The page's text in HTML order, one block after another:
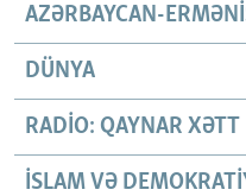
AZƏRBAYCAN-
DÜNYA
RADIO: QAYNAR XƏTT
İSLAM VƏ